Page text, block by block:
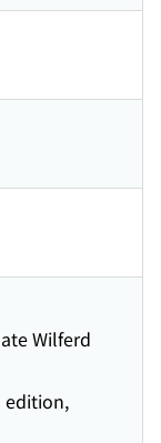
Wilferd
edition,